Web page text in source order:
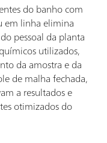
do banho com
em linha elimina
pessoal da planta
utilizados,
da amostra e da
de malha fechada,
a resultados e
otimizados do